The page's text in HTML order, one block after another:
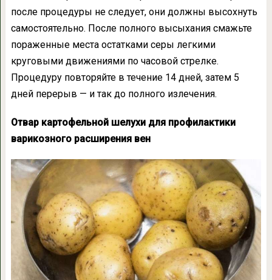
после процедуры не следует, они должны высохнуть
самостоятельно. После полного высыхания смажьте
пораженные места остатками серы легкими
круговыми движениями по часовой стрелке.
Процедуру повторяйте в течение 14 дней, затем 5
дней перерыв — и так до полного излечения.
Отвар картофельной шелухи для профилактики
варикозного расширения вен